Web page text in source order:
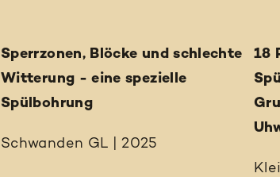
Sperrzonen, Blöcke und schlechte
Witterung - eine spezielle
Spülbohrung
Schwanden GL | 2025
18